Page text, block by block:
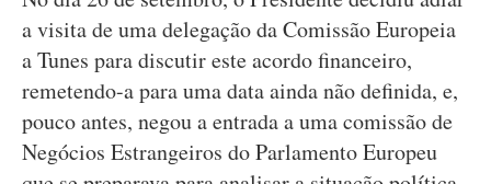
a visita de uma delegação da Comissão Europeia
a Tunes para discutir este acordo financeiro,
remetendo-a para uma data ainda não definida, e,
pouco antes, negou a entrada a uma comissão de
Negócios Estrangeiros do Parlamento Europeu